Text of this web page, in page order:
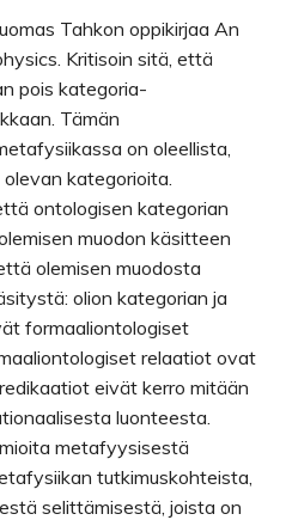
Tahkon oppikirjaa An
Kritisoin sitä, että
pois kategoria-
Tämän
on oleellista,
kategorioita.
ontologisen kategorian
muodon käsitteen
olemisen muodosta
olion kategorian ja
formaaliontologiset
relaatiot ovat
eivät kerro mitään
luonteesta.
metafyysisestä
tutkimuskohteista,
selittämisestä, joista on